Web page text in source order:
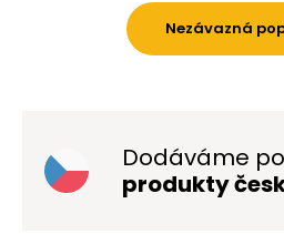
Nezávazná
Dodáváme
produkty